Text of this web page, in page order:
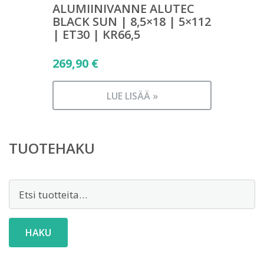
ALUMIINIVANNE ALUTEC
BLACK SUN | 8,5×18 | 5×112
| ET30 | KR66,5
269,90 €
LUE LISÄÄ »
TUOTEHAKU
HAKU